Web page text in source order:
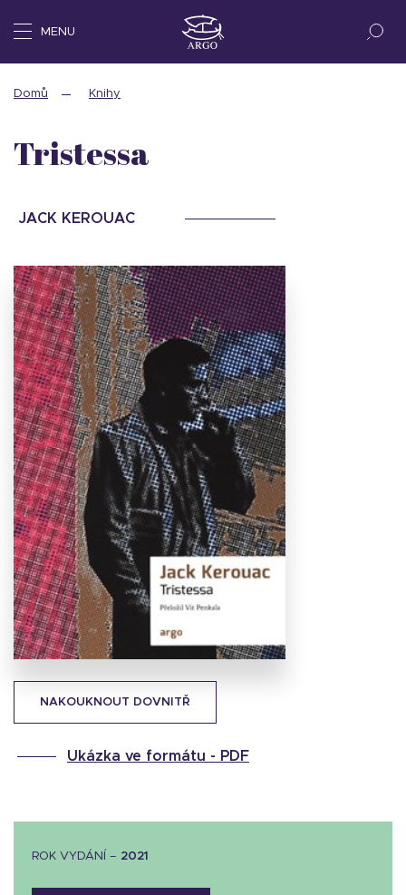
MENU
Domů Knihy
NAKOUKNOUT DOVNITŘ
Ukázka ve formátu - PDF
Tristessa
JACK KEROUAC
ROK VYDÁNÍ – 2021